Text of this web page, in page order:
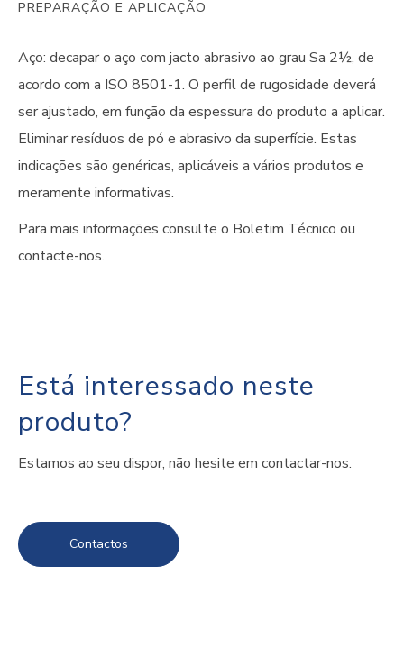
PREPARAÇÃO E APLICAÇÃO
Aço: decapar o aço com jacto abrasivo ao grau Sa 2½, de
acordo com a ISO 8501-1. O perfil de rugosidade deverá
ser ajustado, em função da espessura do produto a aplicar.
Eliminar resíduos de pó e abrasivo da superfície. Estas
indicações são genéricas, aplicáveis a vários produtos e
meramente informativas.
Para mais informações consulte o Boletim Técnico ou
contacte-nos.
Está interessado neste
produto?
Estamos ao seu dispor, não hesite em contactar-nos.
Contactos